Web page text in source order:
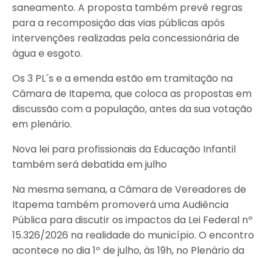
saneamento. A proposta também prevê regras
para a recomposição das vias públicas após
intervenções realizadas pela concessionária de
água e esgoto.
Os 3 PL´s e a emenda estão em tramitação na
Câmara de Itapema, que coloca as propostas em
discussão com a população, antes da sua votação
em plenário.
Nova lei para profissionais da Educação Infantil
também será debatida em julho
Na mesma semana, a Câmara de Vereadores de
Itapema também promoverá uma Audiência
Pública para discutir os impactos da Lei Federal nº
15.326/2026 na realidade do município. O encontro
acontece no dia 1º de julho, às 19h, no Plenário da